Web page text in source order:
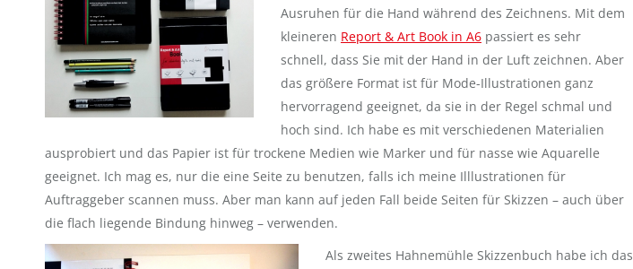
Ausruhen für die Hand während des Zeichnens. Mit dem
kleineren Report & Art Book in A6 passiert es sehr
schnell, dass Sie mit der Hand in der Luft zeichnen. Aber
das größere Format ist für Mode-Illustrationen ganz
hervorragend geeignet, da sie in der Regel schmal und
hoch sind. Ich habe es mit verschiedenen Materialien
ausprobiert und das Papier ist für trockene Medien wie Marker und für nasse wie Aquarelle
geeignet. Ich mag es, nur die eine Seite zu benutzen, falls ich meine Illlustrationen für
Auftraggeber scannen muss. Aber man kann auf jeden Fall beide Seiten für Skizzen – auch über
die flach liegende Bindung hinweg – verwenden.
Als zweites Hahnemühle Skizzenbuch habe ich das